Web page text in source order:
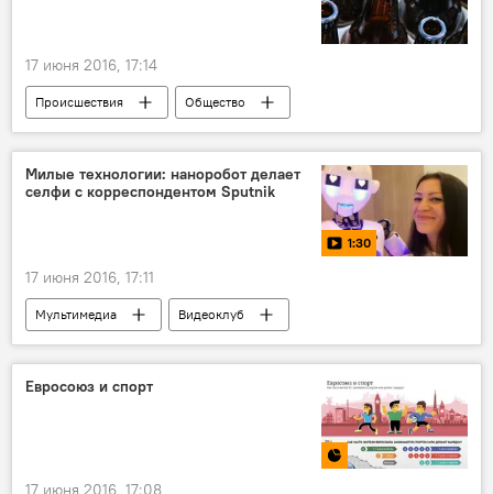
17 июня 2016, 17:14
Происшествия Общество
Милые технологии: наноробот делает
селфи с корреспондентом Sputnik
1:30
17 июня 2016, 17:11
Мультимедиа
Видеоклуб
Общество
Экономика
В мире
В России
Новые технологии: реальность или фантастика?
Евросоюз и спорт
17 июня 2016, 17:08